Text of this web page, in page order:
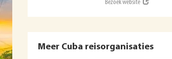
Bezoek website
Meer Cuba reisorganisaties